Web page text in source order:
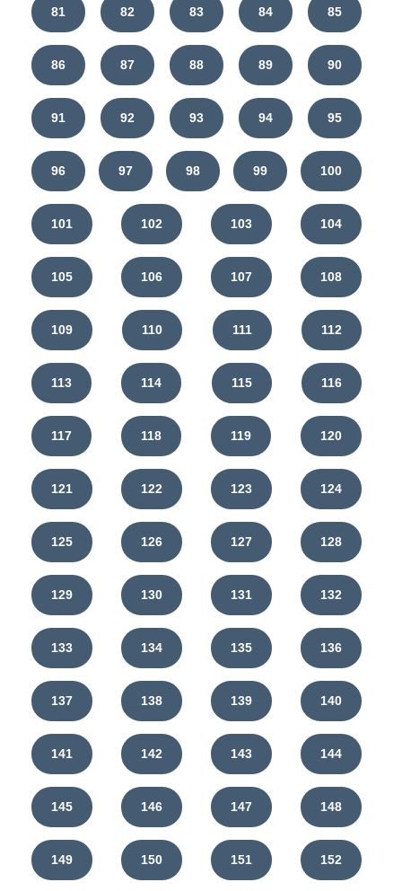
81 82 83 84 85
86 87 88 89 90
91 92 93 94 95
96 97 98 99 100
101 102 103 104
105 106 107 108
109 110 111 112
113 114 115 116
117 118 119 120
121 122 123 124
125 126 127 128
129 130 131 132
133 134 135 136
137 138 139 140
141 142 143 144
145 146 147 148
149 150 151 152